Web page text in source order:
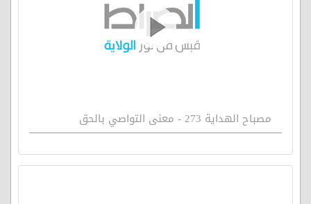
مصباح الهداية 273 - معنى التواصي بالحق